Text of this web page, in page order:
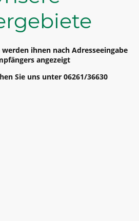
ihnen nach Adresseeingabe
angezeigt
Sie uns unter 06261/36630